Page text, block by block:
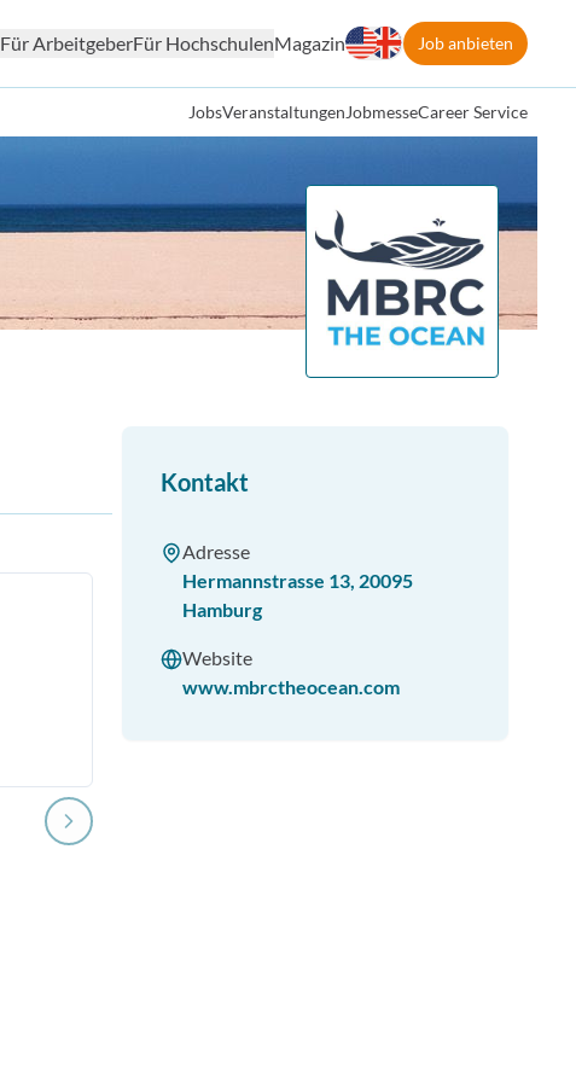
Für ArbeitgeberFür HochschulenMagazin Job anbieten
JobsVeranstaltungenJobmesseCareer Service
Kontakt
Adresse
Hermannstrasse 13, 20095
Hamburg
Website
www.mbrctheocean.com